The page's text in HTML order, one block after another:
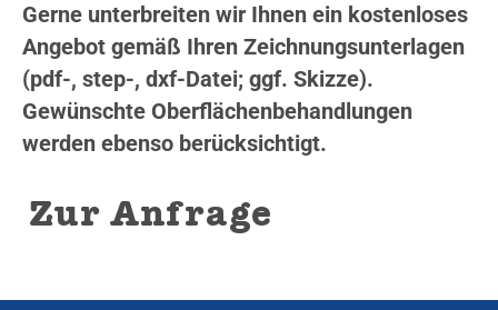
Gerne unterbreiten wir Ihnen ein kostenloses
Angebot gemäß Ihren Zeichnungsunterlagen
(pdf-, step-, dxf-Datei; ggf. Skizze).
Gewünschte Oberflächenbehandlungen
werden ebenso berücksichtigt.
Zur Anfrage